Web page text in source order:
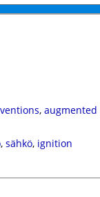
,
, sähkö, ignition